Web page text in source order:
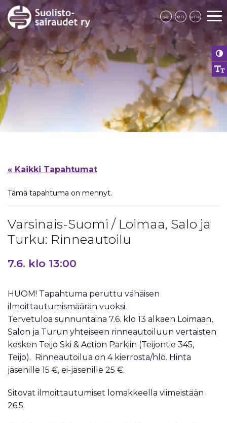
se en sme
« Kaikki Tapahtumat
Tämä tapahtuma on mennyt.
Varsinais-Suomi / Loimaa, Salo ja
Turku: Rinneautoilu
7.6. klo 13:00
HUOM! Tapahtuma peruttu vähäisen
ilmoittautumismäärän vuoksi.
Tervetuloa sunnuntaina 7.6. klo 13 alkaen Loimaan,
Salon ja Turun yhteiseen rinneautoiluun vertaisten
kesken Teijo Ski & Action Parkiin (Teijontie 345,
Teijo). Rinneautoilua on 4 kierrosta/hlö. Hinta
jäsenille 15 €, ei-jäsenille 25 €.
Sitovat ilmoittautumiset lomakkeella viimeistään
26.5.